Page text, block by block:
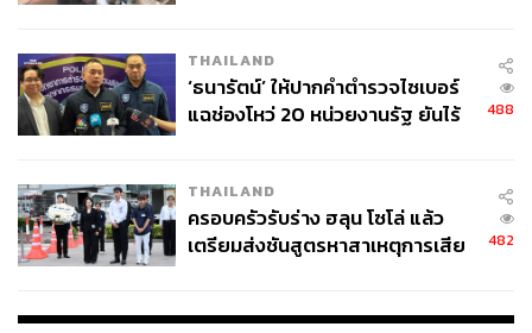
จ่ายหนี้-แอบระบุแบรนด์
THAILAND
‘ธนารัตน์’ ให้ปากคำตำรวจไซเบอร์
แฉช่องโหว่ 20 หน่วยงานรัฐ ยันไร้
488
THAILAND
ครอบครัวรับร่าง ฮลุน โซโล่ แล้ว
เตรียมส่งชันสูตรหาสาเหตุการเสีย
482